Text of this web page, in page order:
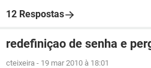
12 Respostas
redefiniçao de senha e
cteixeira - 19 mar 2010 à 18:01